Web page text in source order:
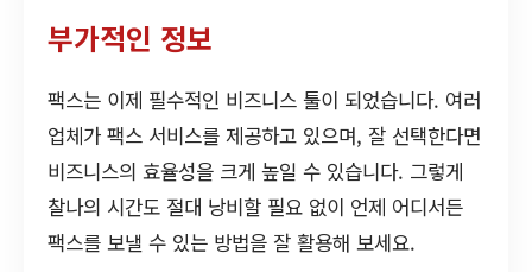
부가적인 정보
팩스는 이제 필수적인 비즈니스 툴이 되었습니다. 여러
업체가 팩스 서비스를 제공하고 있으며, 잘 선택한다면
비즈니스의 효율성을 크게 높일 수 있습니다. 그렇게
찰나의 시간도 절대 낭비할 필요 없이 언제 어디서든
팩스를 보낼 수 있는 방법을 잘 활용해 보세요.